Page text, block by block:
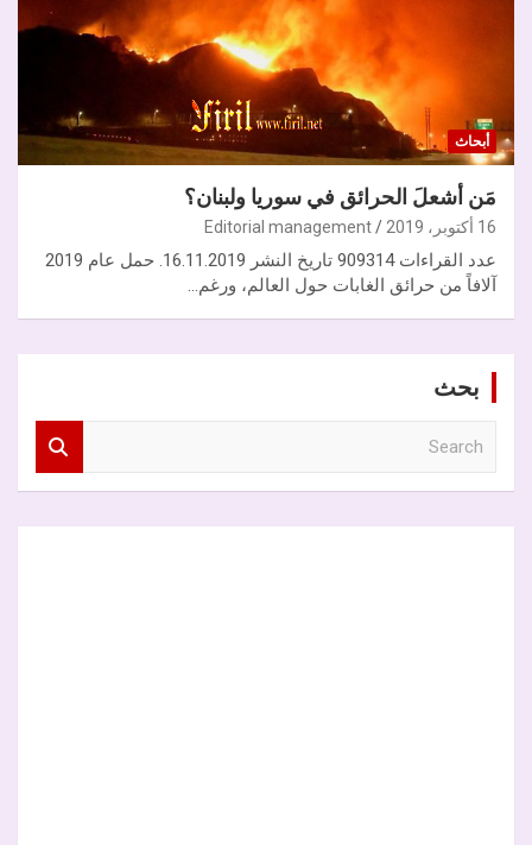
أبحاث
مَن أشعلَ الحرائق في سوريا ولبنان؟
16 أكتوبر، 2019 Editorial management
عدد القراءات 909314 تاريخ النشر 16.11.2019. حمل عام 2019
آلافاً من حرائق الغابات حول العالم، ورغم…
بحث